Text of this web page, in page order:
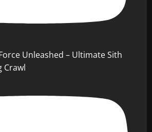
Unleashed – Ultimate Sith
Crawl